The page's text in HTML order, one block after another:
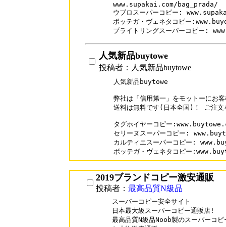
www.supakai.com/bag_prada/
ウブロスーパーコピー:
ボッテガ・ヴェネタコピー
ブライトリングスーパーコピー
人気新品buytowe
投稿者：人気新品buytowe
人気新品buytowe
弊社は「信用第一」をモットーにお
送料は無料です(日本全国)！ ご注文
タグホイヤーコピー
セリーヌスーパーコピー:
カルティエスーパーコピー:
ボッテガ・ヴェネタコピー
2019ブランドコピー激安通販
投稿者： 最高品質N級品
スーパーコピー安全サイト
日本最大級スーパーコピー通販店!
最高品質N級品Noob製のスーパーコ